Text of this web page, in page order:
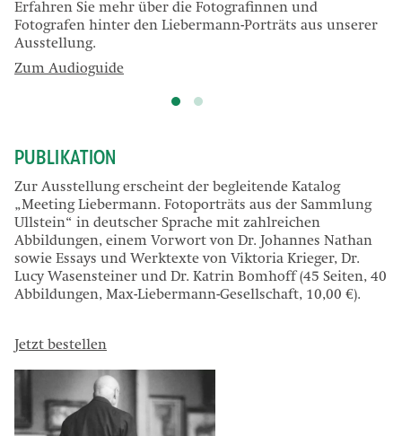
Erfahren Sie mehr über die Fotografinnen und
Fotografen hinter den Liebermann-Porträts aus unserer
Ausstellung.
Zum Audioguide
PUBLIKATION
Zur Ausstellung erscheint der begleitende Katalog
„Meeting Liebermann. Fotoporträts aus der Sammlung
Ullstein“ in deutscher Sprache mit zahlreichen
Abbildungen, einem Vorwort von Dr. Johannes Nathan
sowie Essays und Werktexte von Viktoria Krieger, Dr.
Lucy Wasensteiner und Dr. Katrin Bomhoff (45 Seiten, 40
Abbildungen, Max-Liebermann-Gesellschaft, 10,00 €).
Jetzt bestellen